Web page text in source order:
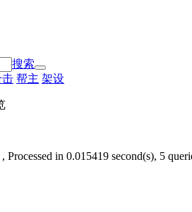
搜索
击 帮主 架设
, Processed in 0.015419 second(s), 5